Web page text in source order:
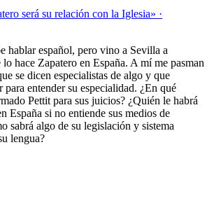
será su relación con la Iglesia» ·
hablar español, pero vino a Sevilla a
hace Zapatero en España. A mí me pasman
se dicen especialistas de algo y que
para entender su especialidad. ¿En qué
Pettit para sus juicios? ¿Quién le habrá
España si no entiende sus medios de
sabrá algo de su legislación y sistema
lengua?